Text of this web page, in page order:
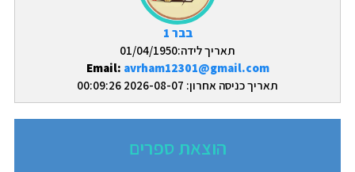
בבר 1
תאריך לידה:01/04/1950
Email: avrham12301@gmail.com
תאריך כניסה אחרון: 2026-08-07 00:09:26
הוצאת ספרים